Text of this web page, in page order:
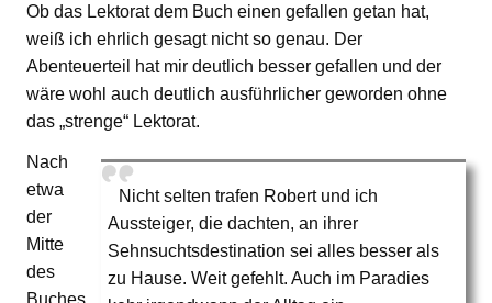
Ob das Lektorat dem Buch einen gefallen getan hat,
weiß ich ehrlich gesagt nicht so genau. Der
Abenteuerteil hat mir deutlich besser gefallen und der
wäre wohl auch deutlich ausführlicher geworden ohne
das „strenge“ Lektorat.
Nicht selten trafen Robert und ich
Aussteiger, die dachten, an ihrer
Sehnsuchtsdestination sei alles besser als
zu Hause. Weit gefehlt. Auch im Paradies
Nach
etwa
der
Mitte
des
Buches